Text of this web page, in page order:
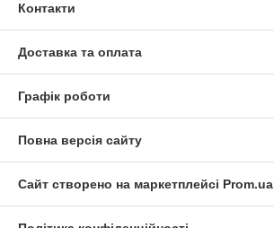
Контакти
Доставка та оплата
Графік роботи
Повна версія сайту
Сайт створено на маркетплейсі Prom.ua